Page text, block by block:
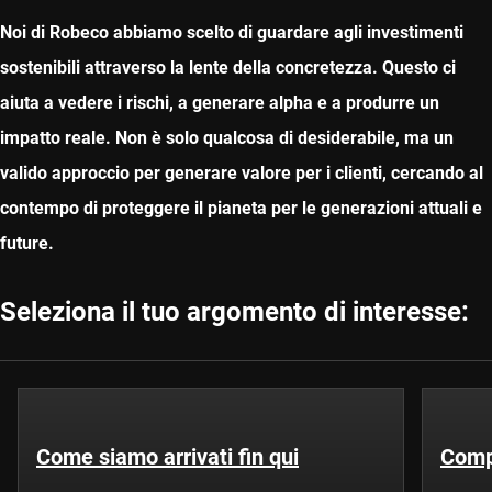
Noi di Robeco abbiamo scelto di guardare agli investimenti
sostenibili attraverso la lente della concretezza. Questo ci
aiuta a vedere i rischi, a generare alpha e a produrre un
impatto reale. Non è solo qualcosa di desiderabile, ma un
valido approccio per generare valore per i clienti, cercando al
contempo di proteggere il pianeta per le generazioni attuali e
future.
Seleziona il tuo argomento di interesse:
Come siamo arrivati fin qui